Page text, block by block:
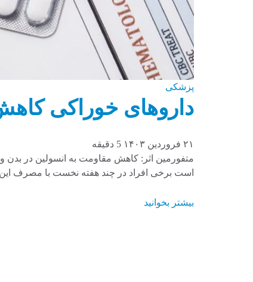
پزشکی
داروهای خوراکی
۲۱ فروردین ۱۴۰۳
5 دقیقه
متفورمین اثر: کاهش مقاومت به انسولین در بدن
است برخی افراد در چند هفته نخست با مصرف
بیشتر بخوانید